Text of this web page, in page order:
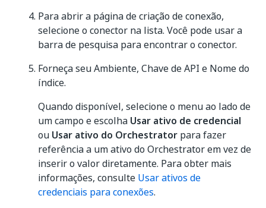
Para abrir a página de criação de conexão,
selecione o conector na lista. Você pode usar a
barra de pesquisa para encontrar o conector.
Forneça seu Ambiente, Chave de API e Nome do
índice.
Quando disponível, selecione o menu ao lado de
um campo e escolha Usar ativo de credencial
ou Usar ativo do Orchestrator para fazer
referência a um ativo do Orchestrator em vez de
inserir o valor diretamente. Para obter mais
informações, consulte Usar ativos de
credenciais para conexões.